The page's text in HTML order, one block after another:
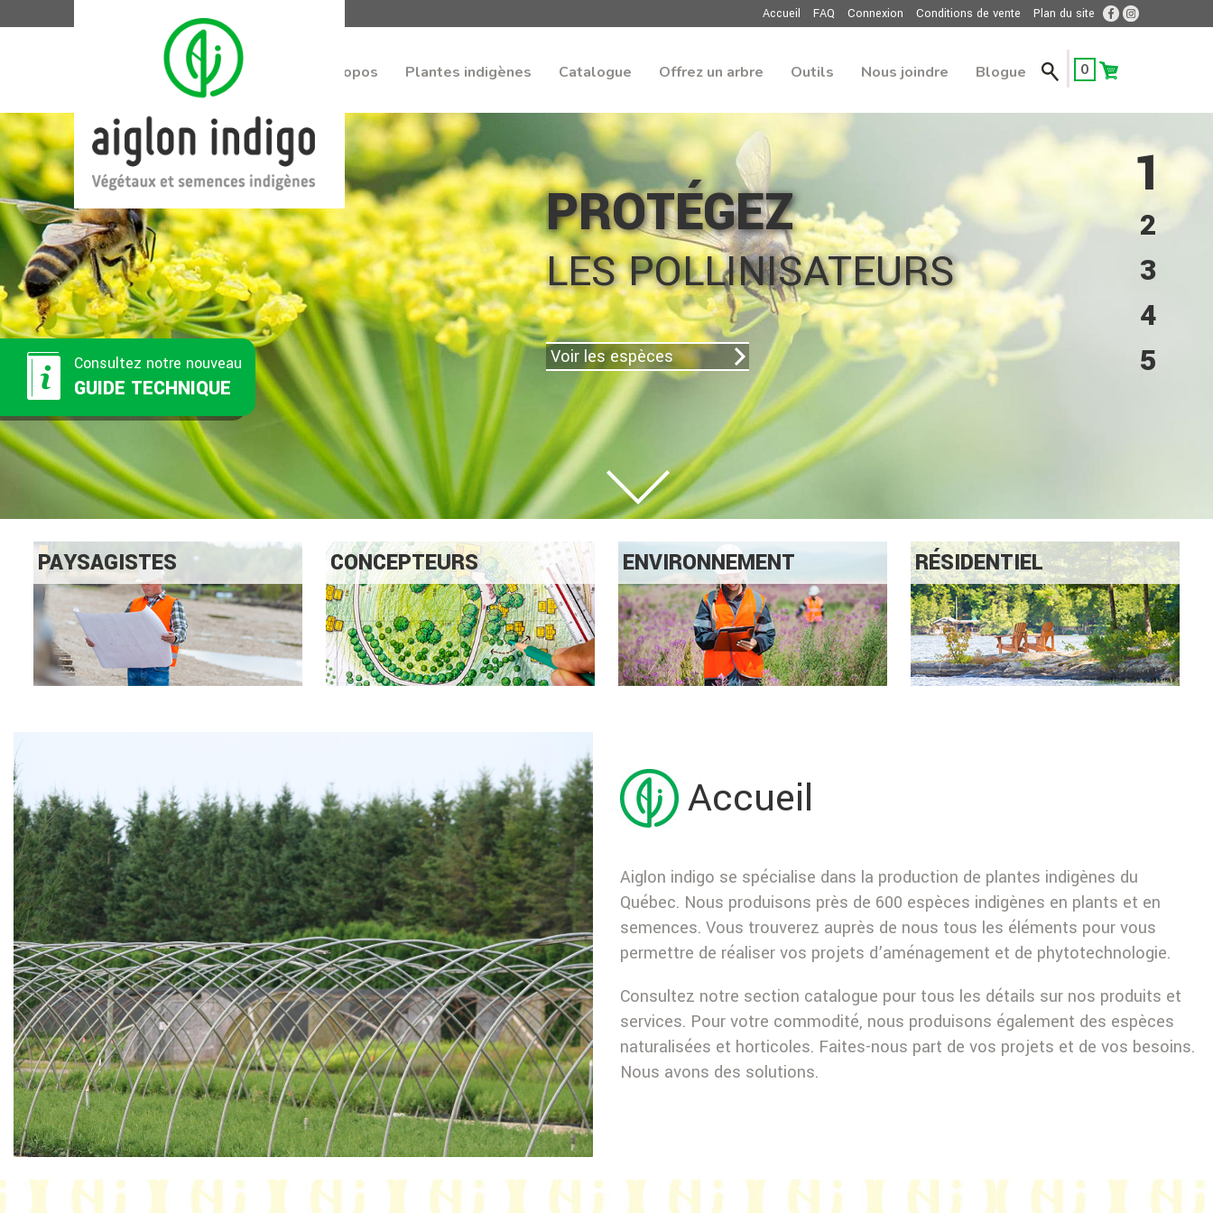
Accueil FAQ Connexion Conditions de vente Plan du site
À propos Plantes indigènes Catalogue Offrez un arbre Outils Nous joindre Blogue 0
1
2
3
4
5
PROTÉGEZ
LES POLLINISATEURS
Voir les espèces
Consultez notre nouveau
GUIDE TECHNIQUE
PAYSAGISTES CONCEPTEURS ENVIRONNEMENT RÉSIDENTIEL
Accueil
Aiglon indigo se spécialise dans la production de plantes indigènes du
Québec. Nous produisons près de 600 espèces indigènes en plants et en
semences. Vous trouverez auprès de nous tous les éléments pour vous
permettre de réaliser vos projets d’aménagement et de phytotechnologie.
Consultez notre section catalogue pour tous les détails sur nos produits et
services. Pour votre commodité, nous produisons également des espèces
naturalisées et horticoles. Faites-nous part de vos projets et de vos besoins.
Nous avons des solutions.